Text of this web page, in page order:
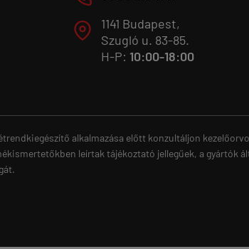
T
1141 Budapest,
Szugló u. 83-85.
H-P: 10:00-18:00
alkalmazása előtt konzultáljon
leírtak tájékoztató jellegűek, a